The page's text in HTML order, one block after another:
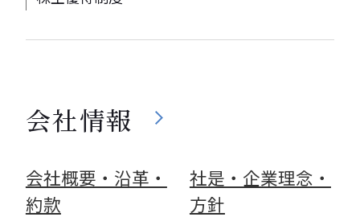
会社情報
会社概要・沿革・
約款
社是・企業理念・
方針